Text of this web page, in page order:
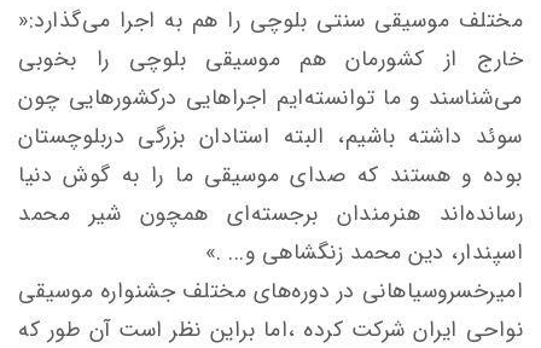
مختلف موسیقی سنتی بلوچی را هم به اجرا می‌گذارد:«
خارج از کشورمان هم موسیقی بلوچی را بخوبی
می‌شناسند و ما توانسته‌ایم اجراهایی درکشورهایی چون
سوئد داشته باشیم، البته استادان بزرگی دربلوچستان
بوده و هستند که صدای موسیقی ما را به گوش دنیا
رسانده‌اند هنرمندان برجسته‌ای همچون شیر محمد
اسپندار، دین محمد زنگشاهی و... .»
امیرخسروسیاهانی در دوره‌های مختلف جشنواره موسیقی
نواحی ایران شرکت کرده ،اما براین نظر است آن طور که